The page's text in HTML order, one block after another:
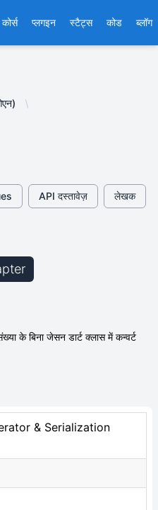
कोर्स प्लगइन स्टैट्स कोड ब्लॉग
API दस्तावेज़ लेखक
के बिना जेसन डार्ट क्लास में कन्वर्ट
& Serialization